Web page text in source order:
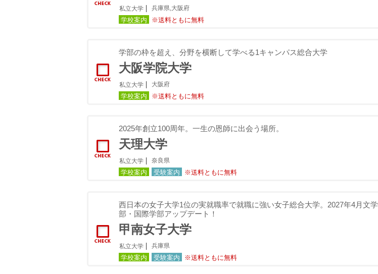
私立大学 兵庫県,大阪府
学校案内 ※送料ともに無料
学部の枠を超え、分野を横断して学べる1キャンパス総合大学
大阪学院大学
私立大学 大阪府
学校案内 ※送料ともに無料
2025年創立100周年。一生の恩師に出会う場所。
天理大学
私立大学 奈良県
学校案内 受験案内 ※送料ともに無料
西日本の女子大学1位の実就職率で就職に強い女子総合大学。2027年4月文学
部・国際学部アップデート！
甲南女子大学
私立大学 兵庫県
学校案内 受験案内 ※送料ともに無料